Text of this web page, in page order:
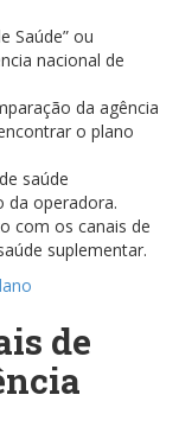
Saúde” ou
nacional de
da agência
o plano
saúde
da operadora.
com os canais de
suplementar.
de